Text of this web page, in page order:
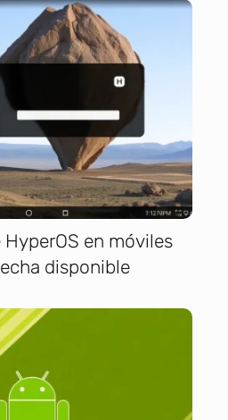
en móviles
disponible